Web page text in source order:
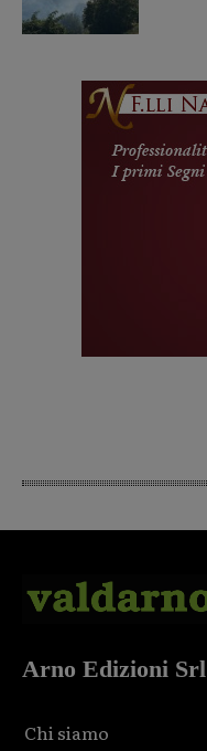
Arno Edizioni Srl
Chi siamo